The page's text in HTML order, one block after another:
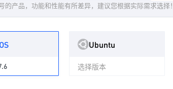
的产品，功能和性能有所差异，建议您根据实际需求选择！
Ubuntu
选择版本